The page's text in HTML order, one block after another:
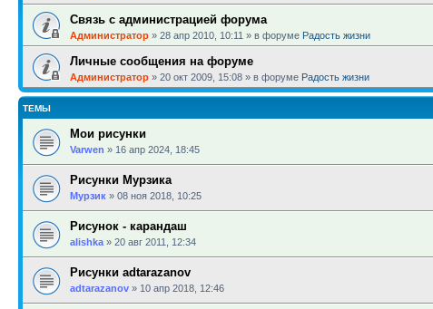
Связь с администрацией форума
Администратор » 28 апр 2010, 10:11 » в форуме Радость жизни
Личные сообщения на форуме
Администратор » 20 окт 2009, 15:08 » в форуме Радость жизни
ТЕМЫ
Мои рисунки
Varwen » 16 апр 2024, 18:45
Рисунки Мурзика
Мурзик » 08 ноя 2018, 10:25
Рисунок - карандаш
alishka » 20 авг 2011, 12:34
Рисунки adtarazanov
adtarazanov » 10 апр 2018, 12:46